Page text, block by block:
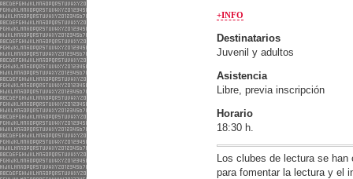
+INFO
Destinatarios
Juvenil y adultos
Asistencia
Libre, previa inscripción
Horario
18:30 h.
Los clubes de lectura se
para fomentar la lectura y el